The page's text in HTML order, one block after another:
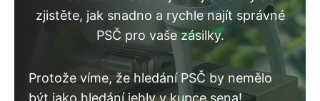
zjistěte, jak snadno a rychle najít správné
PSČ pro vaše zásilky.
Protože víme, že hledání PSČ by nemělo
být jako hledání jehly v kupce sena!